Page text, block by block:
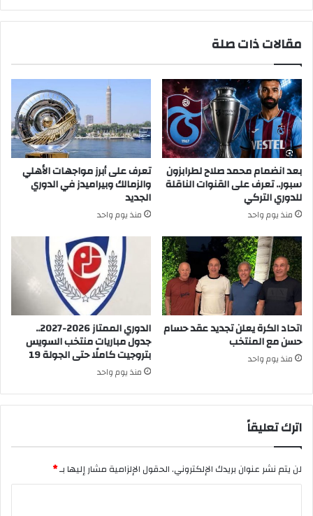
مقالات ذات صلة
بعد انضمام محمد صلاح لطرابزون
سبور.. تعرف على القنوات الناقلة
للدوري التركي
منذ يوم واحد
تعرف على أبرز مواجهات الأهلي
والزمالك وبيراميدز في الدوري
الجديد
منذ يوم واحد
اتحاد الكرة يعلن تجديد عقد حسام
حسن مع المنتخب
منذ يوم واحد
الدوري الممتاز 2026-2027..
جدول مباريات منتخب السويس
بتروجيت كاملًا حتى الجولة 19
منذ يوم واحد
اترك تعليقاً
لن يتم نشر عنوان بريدك الإلكتروني.الحقول الإلزامية مشار إليها بـ*